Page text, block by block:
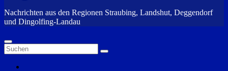
Nachrichten aus den Regionen Straubing, Landshut, Deggendorf
und Dingolfing-Landau